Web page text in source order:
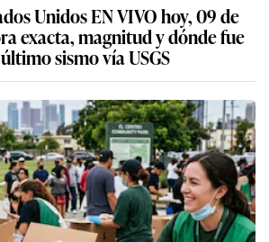
Unidos EN VIVO hoy, 09 de
exacta, magnitud y dónde fue
sismo vía USGS